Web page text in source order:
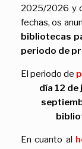
2025/2026 y
fechas, os
bibliotecas
periodo de
El periodo de
día 12
En cuanto al